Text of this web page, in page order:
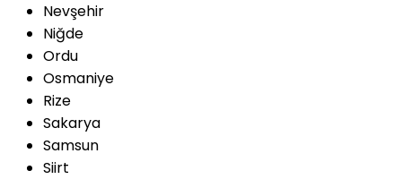
Nevşehir
Niğde
Ordu
Osmaniye
Rize
Sakarya
Samsun
Siirt